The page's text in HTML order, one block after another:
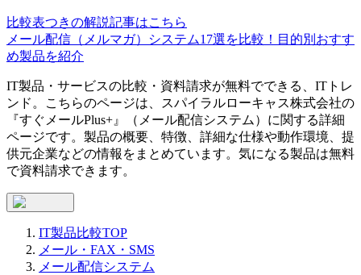
比較表つきの解説記事はこちら
メール配信（メルマガ）システム17選を比較！目的別おすす
め製品を紹介
IT製品・サービスの比較・資料請求が無料でできる、ITトレ
ンド。こちらのページは、
スパイラルローキャス株式会社の
『すぐメールPlus+ 』（ メール配信システム ）に関する詳細
ページです。製品の概要、特徴、詳細な仕様や動作環境、提
供元企業などの情報をまとめています。気になる製品は無料
で資料請求できます。
IT製品比較TOP
メール・FAX・SMS
メール配信システム